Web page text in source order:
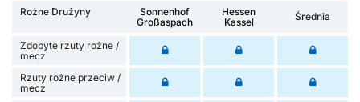
Rożne Drużyny
Sonnenhof
Großaspach
Hessen
Kassel
Średnia
Zdobyte rzuty rożne /
mecz
Rzuty rożne przeciw /
mecz